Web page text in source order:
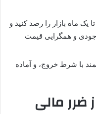
یک ماه بازار را رصد کنید و
و همگرایی قیمت
با شرط خروج، و آماده
ضرر مالی